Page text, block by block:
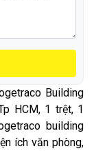
Building
HCM, 1 trệt, 1
building
ích văn phòng,